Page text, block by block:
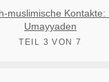
muslimische Kontakte:
Umayyaden
TEIL 3 VON 7